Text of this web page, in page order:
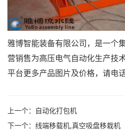
雅博智能装备有限公司，是一个
营销售为高压电气自动化生产技
平台更多产品图片及价格，请电话
上一个：
自动化打包机
下一个： 线端移载机,真空吸盘移栽机